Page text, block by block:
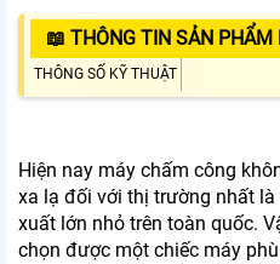
📖 THÔNG TIN SẢN
THÔNG SỐ KỸ THUẬT
Hiện nay máy chấm công
xa lạ đối với thị trường nhất là
xuất lớn nhỏ trên toàn quốc.
chọn được một chiếc máy